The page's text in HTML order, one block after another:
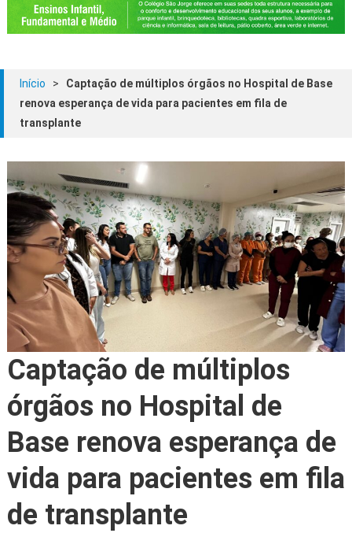
Início >
Captação de múltiplos órgãos no Hospital de Base
renova esperança de vida para pacientes em fila de
transplante
Captação de múltiplos
órgãos no Hospital de
Base renova esperança de
vida para pacientes em fila
de transplante